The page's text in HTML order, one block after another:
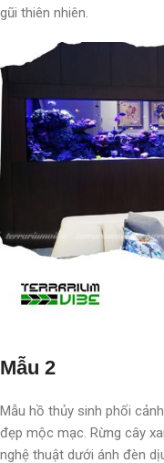
gũi thiên nhiên.
Mẫu 2
Mẫu hồ thủy sinh phối
đẹp mộc mạc. Rừng cây
nghệ thuật dưới ánh đèn